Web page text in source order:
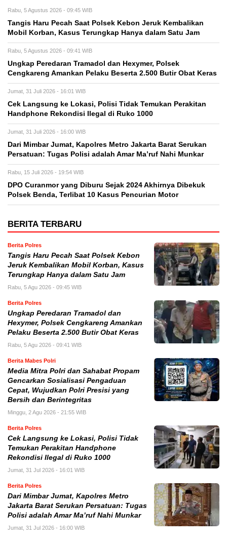
Rabu, 5 Agustus 2026 - 09:45 WIB
Tangis Haru Pecah Saat Polsek Kebon Jeruk Kembalikan
Mobil Korban, Kasus Terungkap Hanya dalam Satu Jam
Rabu, 5 Agustus 2026 - 09:41 WIB
Ungkap Peredaran Tramadol dan Hexymer, Polsek
Cengkareng Amankan Pelaku Beserta 2.500 Butir Obat Keras
Jumat, 31 Juli 2026 - 16:01 WIB
Cek Langsung ke Lokasi, Polisi Tidak Temukan Perakitan
Handphone Rekondisi Ilegal di Ruko 1000
Jumat, 31 Juli 2026 - 16:00 WIB
Dari Mimbar Jumat, Kapolres Metro Jakarta Barat Serukan
Persatuan: Tugas Polisi adalah Amar Ma’ruf Nahi Munkar
Rabu, 15 Juli 2026 - 19:54 WIB
DPO Curanmor yang Diburu Sejak 2024 Akhirnya Dibekuk
Polsek Benda, Terlibat 10 Kasus Pencurian Motor
BERITA TERBARU
Berita Polres
Tangis Haru Pecah Saat Polsek Kebon
Jeruk Kembalikan Mobil Korban, Kasus
Terungkap Hanya dalam Satu Jam
Rabu, 5 Agu 2026 - 09:45 WIB
Berita Polres
Ungkap Peredaran Tramadol dan
Hexymer, Polsek Cengkareng Amankan
Pelaku Beserta 2.500 Butir Obat Keras
Rabu, 5 Agu 2026 - 09:41 WIB
Berita Mabes Polri
Media Mitra Polri dan Sahabat Propam
Gencarkan Sosialisasi Pengaduan
Cepat, Wujudkan Polri Presisi yang
Bersih dan Berintegritas
Minggu, 2 Agu 2026 - 21:55 WIB
Berita Polres
Cek Langsung ke Lokasi, Polisi Tidak
Temukan Perakitan Handphone
Rekondisi Ilegal di Ruko 1000
Jumat, 31 Jul 2026 - 16:01 WIB
Berita Polres
Dari Mimbar Jumat, Kapolres Metro
Jakarta Barat Serukan Persatuan: Tugas
Polisi adalah Amar Ma’ruf Nahi Munkar
Jumat, 31 Jul 2026 - 16:00 WIB